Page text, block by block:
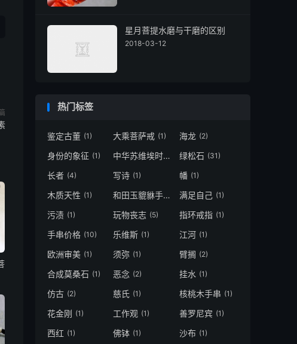
星月菩提水磨与干磨的区别
2018-03-12
热门标签
鉴定古董 (1) 大乘菩萨戒 (1) 海龙 (2)
身份的象征 (1) 中华苏维埃时期 (1)
绿松石 (31)
长者 (4) 写诗 (1) 幡 (1)
木质天性 (1) 和田玉貔貅手把件 (1)
满足自己 (1)
污渍 (1) 玩物丧志 (5) 指环戒指 (1)
手串价格 (10) 乐维斯 (1) 江河 (1)
欧洲审美 (1) 须弥 (1) 臂搁 (2)
合成莫桑石 (1) 恶念 (2) 挂水 (1)
仿古 (2) 慈氏 (1) 核桃木手串 (1)
花金刚 (1) 工作观 (1) 善罗尼宾 (1)
西红 (1) 佛钵 (1) 沙布 (1)